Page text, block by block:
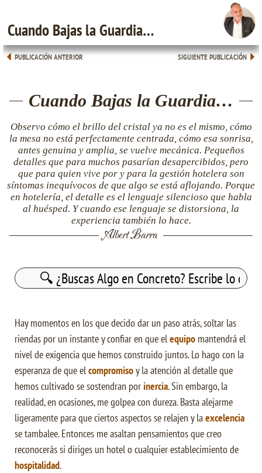
Cuando Bajas la Guardia…
PUBLICACIÓN ANTERIOR SIGUIENTE PUBLICACIÓN
Cuando Bajas la Guardia…
Observo cómo el brillo del cristal ya no es el mismo, cómo
la mesa no está perfectamente centrada, cómo esa sonrisa,
antes genuina y amplia, se vuelve mecánica. Pequeños
detalles que para muchos pasarían desapercibidos, pero
que para quien vive por y para la gestión hotelera son
síntomas inequívocos de que algo se está aflojando. Porque
en hotelería, el detalle es el lenguaje silencioso que habla
al huésped. Y cuando ese lenguaje se distorsiona, la
experiencia también lo hace.
Albert Barra
Buscar:
Hay momentos en los que decido dar un paso atrás, soltar las
riendas por un instante y confiar en que elequipo mantendrá el
nivel de exigencia que hemos construido juntos. Lo hago con la
esperanza de que elcompromisoy la atención al detalle que
hemos cultivado se sostendran porinercia. Sin embargo, la
realidad, en ocasiones, me golpea con dureza. Basta alejarme
ligeramente para que ciertos aspectos se relajen y laexcelencia
se tambalee. Entonces me asaltan pensamientos que creo
reconocerás si diriges un hotel o cualquier establecimiento de
hospitalidad.